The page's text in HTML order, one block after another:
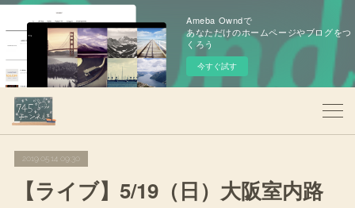
Ameba Owndで
あなただけのホームページやブログをつ
くろう
今すぐ試す
2019.05.14 09:30
【ライブ】5/19（日）大阪室内路